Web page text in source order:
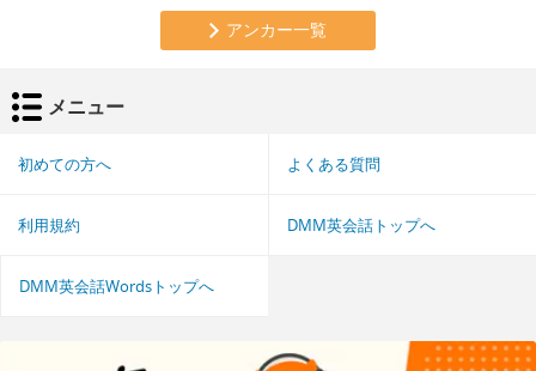
アンカー一覧
メニュー
初めての方へ よくある質問
利用規約 DMM英会話トップへ
DMM英会話Wordsトップへ